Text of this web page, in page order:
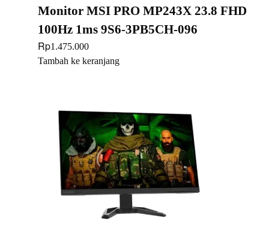
Monitor MSI PRO MP243X 23.8 FHD
100Hz 1ms 9S6-3PB5CH-096
Rp1.475.000
Tambah ke keranjang